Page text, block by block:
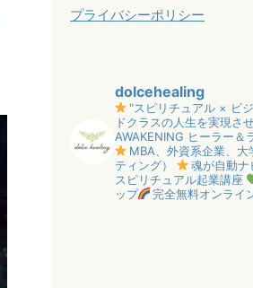
プライバシーポリシー
dolcehealing
"スピリチュアル × ビ
ドクラスの人生を実現さ
AWAKENING ヒーラー＆
MBA、外資系企業、大
ティング）
魂が自動ナ
スピリチュアル起業講座
ップ
完全無料オンラ